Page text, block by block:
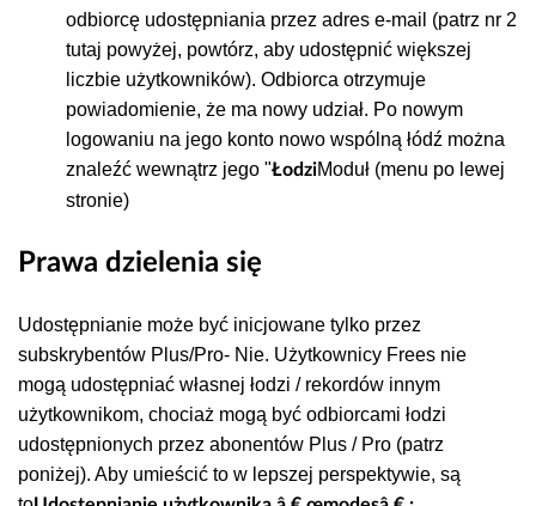
odbiorcę udostępniania przez adres e-mail (patrz nr 2
tutaj powyżej, powtórz, aby udostępnić większej
liczbie użytkowników). Odbiorca otrzymuje
powiadomienie, że ma nowy udział. Po nowym
logowaniu na jego konto nowo wspólną łódź można
znaleźć wewnątrz jego "ŁodziModuł (menu po lewej
stronie)
Prawa dzielenia się
Udostępnianie może być inicjowane tylko przez
subskrybentów Plus/Pro- Nie. Użytkownicy Frees nie
mogą udostępniać własnej łodzi / rekordów innym
użytkownikom, chociaż mogą być odbiorcami łodzi
udostępnionych przez abonentów Plus / Pro (patrz
poniżej). Aby umieścić to w lepszej perspektywie, są